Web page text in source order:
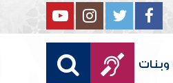
وبنات